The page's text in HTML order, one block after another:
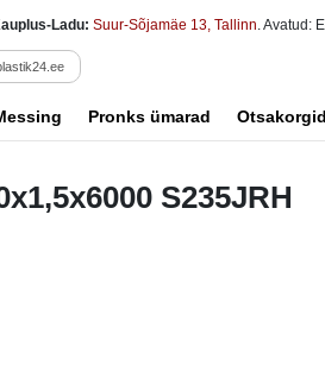
Ladu: Suur-Sõjamäe 13, Tallinn. Avatud:
Pronks ümarad Otsakorgid
S235JRH